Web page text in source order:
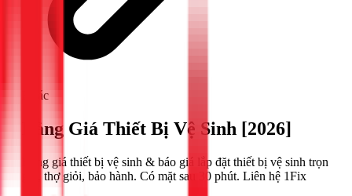
Khác
Bảng Giá Thiết Bị Vệ Sinh [2026]
Bảng giá thiết bị vệ sinh & báo giá lắp đặt thiết bị vệ sinh trọn
gói, thợ giỏi, bảo hành. Có mặt sau 30 phút. Liên hệ 1Fix